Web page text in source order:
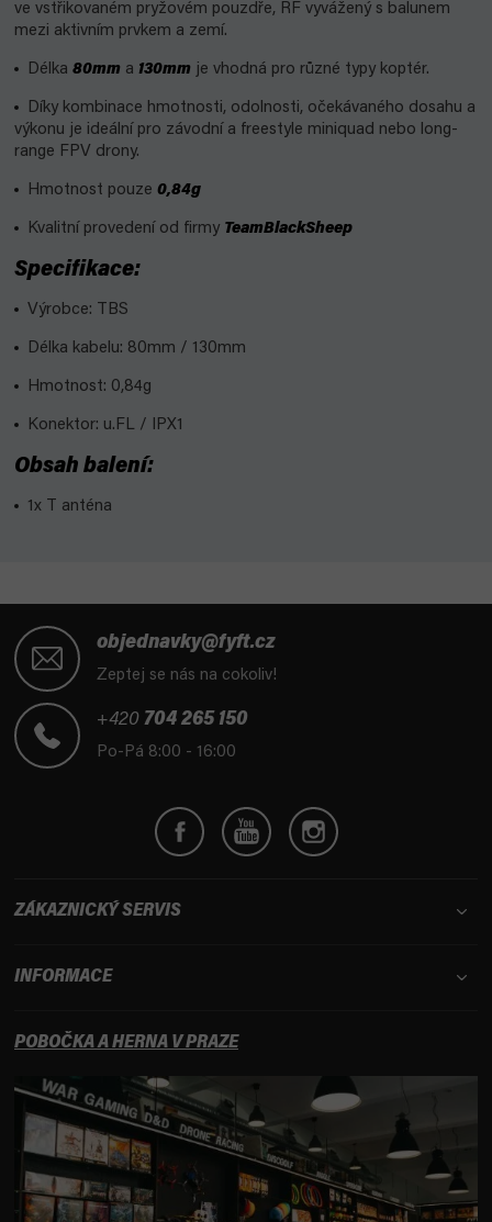
ve vstřikovaném pryžovém pouzdře, RF vyvážený s balunem
mezi aktivním prvkem a zemí.
Délka 80mm a 130mm je vhodná pro různé typy koptér.
Díky kombinace hmotnosti, odolnosti, očekávaného dosahu a
výkonu je ideální pro závodní a freestyle miniquad nebo long-
range FPV drony.
Hmotnost pouze 0,84g
Kvalitní provedení od firmy TeamBlackSheep
Specifikace:
Výrobce: TBS
Délka kabelu: 80mm / 130mm
Hmotnost: 0,84g
Konektor: u.FL / IPX1
Obsah balení:
1x T anténa
objednavky@fyft.cz
Zeptej se nás na cokoliv!
+420 704 265 150
Po-Pá 8:00 - 16:00
ZÁKAZNICKÝ SERVIS
INFORMACE
POBOČKA A HERNA V PRAZE